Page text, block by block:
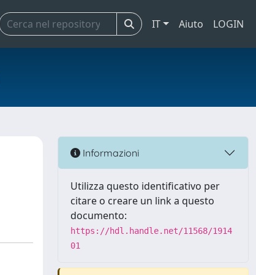
IT Aiuto LOGIN
Informazioni
Utilizza questo identificativo per
citare o creare un link a questo
documento:
https://hdl.handle.net/11568/1914
01